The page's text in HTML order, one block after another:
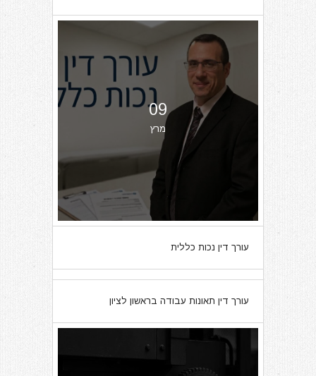
09
מרץ
עורך דין נכות כללית
07
מרץ
עורך דין תאונות עבודה בראשון לציון